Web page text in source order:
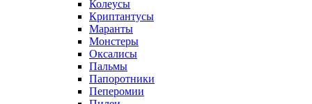
Колеусы
Криптантусы
Маранты
Монстеры
Оксалисы
Пальмы
Папоротники
Пеперомии